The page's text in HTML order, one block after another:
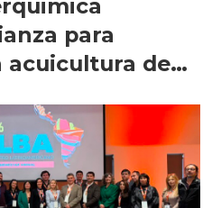
para
acuicultura de